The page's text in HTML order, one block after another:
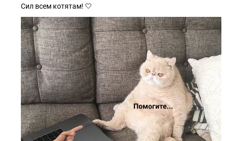
Сил всем котятам! 🤍